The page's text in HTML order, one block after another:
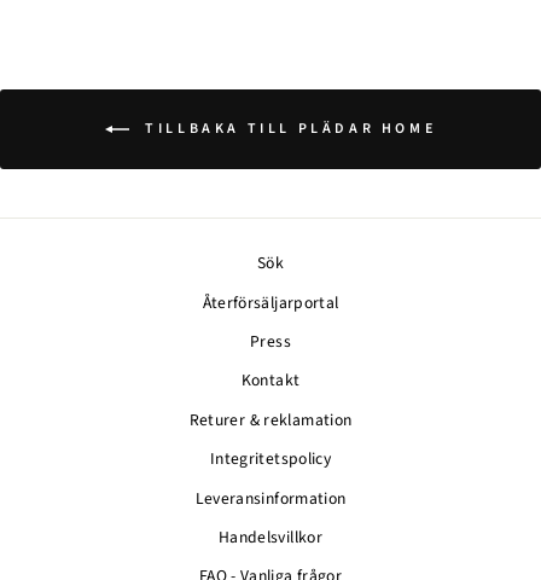
TILLBAKA TILL PLÄDAR HOME
Sök
Återförsäljarportal
Press
Kontakt
Returer & reklamation
Integritetspolicy
Leveransinformation
Handelsvillkor